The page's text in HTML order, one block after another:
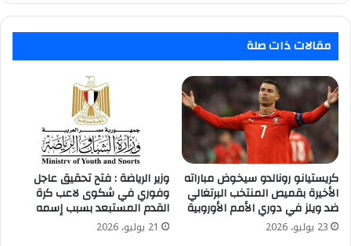
مجلس
حفاظاً
على
حقوقهم
مقالات ذات صلة
كريستيانو رونالدو سيخوض مباراته
الأخيرة بقميص المنتخب البرتغالي
ضد ويلز في دوري الأمم الأوروبية
23 يوليو، 2026
وزير الرياضة : فتح تحقيق عاجل
وفوري في شكوى لاعب كرة
القدم المستبعد بسبب إسمه
21 يوليو، 2026